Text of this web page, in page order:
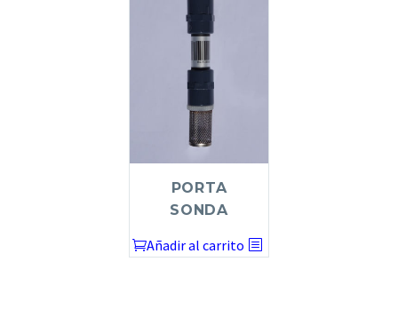
PORTA
SONDA
Añadir al carrito